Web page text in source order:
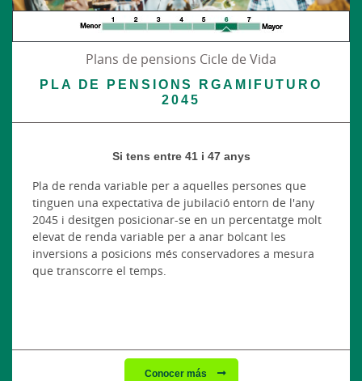
Plans de pensions Cicle de Vida
PLA DE PENSIONS RGAMIFUTURO
2045
Si tens entre 41 i 47 anys
Pla de renda variable per a aquelles persones que
tinguen una expectativa de jubilació entorn de l'any
2045 i desitgen posicionar-se en un percentatge molt
elevat de renda variable per a anar bolcant les
inversions a posicions més conservadores a mesura
que transcorre el temps.
Conocer más